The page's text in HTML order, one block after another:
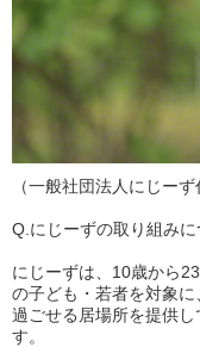
（一般社団法人にじー
Q.にじーずの取り組みに
にじーずは、10歳から
の子ども・若者を対象
過ごせる居場所を提供
す。